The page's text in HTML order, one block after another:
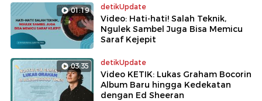
01:19 detikUpdate
Video: Hati-hati! Salah Teknik,
Ngulek Sambel Juga Bisa Memicu
Saraf Kejepit
03:35 detikUpdate
Video KETIK: Lukas Graham Bocorin
Album Baru hingga Kedekatan
dengan Ed Sheeran